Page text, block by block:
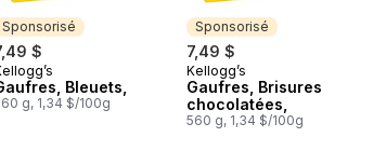
Sponsorisé
$
Bleuets,
g, 1,34 $/100g
Sponsorisé
7,49 $
Sponsorisé
Kellogg’s
Gaufres, Brisures
chocolatées,
560 g, 1,34 $/100g